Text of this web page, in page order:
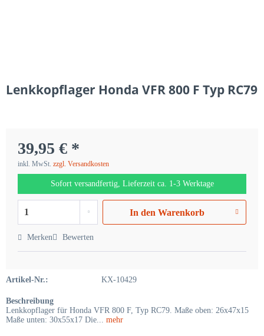
Lenkkopflager Honda VFR 800 F Typ RC79
39,95 € *
inkl. MwSt. zzgl. Versandkosten
Sofort versandfertig, Lieferzeit ca. 1-3 Werktage
In den Warenkorb
Merken Bewerten
Artikel-Nr.: KX-10429
Beschreibung
Lenkkopflager für Honda VFR 800 F, Typ RC79. Maße oben: 26x47x15
Maße unten: 30x55x17 Die... mehr